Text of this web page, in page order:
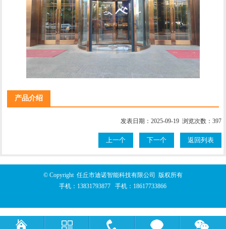
产品介绍
发表日期：2025-09-19 浏览次数：397
上一个 下一个 返回列表
© Copyright 任丘市迪诺智能科技有限公司 版权所有
手机： 13831793877 手机： 18617733866